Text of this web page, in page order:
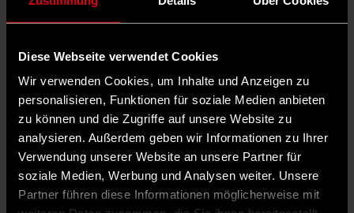
Diese Webseite verwendet Cookies
Wir verwenden Cookies, um Inhalte und Anzeigen zu
personalisieren, Funktionen für soziale Medien anbieten
zu können und die Zugriffe auf unsere Website zu
analysieren. Außerdem geben wir Informationen zu Ihrer
Verwendung unserer Website an unsere Partner für
soziale Medien, Werbung und Analysen weiter. Unsere
Partner führen diese Informationen möglicherweise mit